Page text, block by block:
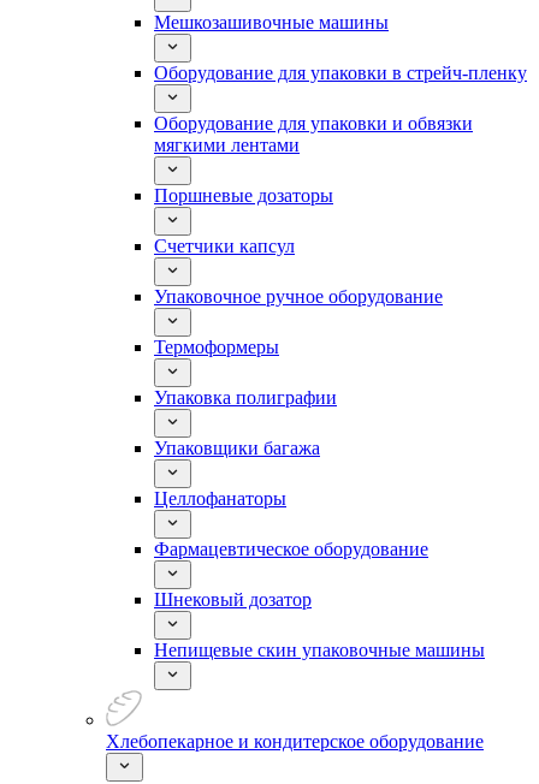
Мешкозашивочные машины
Оборудование для упаковки в стрейч-пленку
Оборудование для упаковки и обвязки
мягкими лентами
Поршневые дозаторы
Счетчики капсул
Упаковочное ручное оборудование
Термоформеры
Упаковка полиграфии
Упаковщики багажа
Целлофанаторы
Фармацевтическое оборудование
Шнековый дозатор
Непищевые скин упаковочные машины
Хлебопекарное и кондитерское оборудование